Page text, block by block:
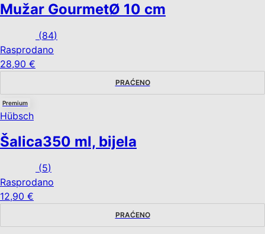
Mužar GourmetØ 10 cm
(84)
Rasprodano
28,90 €
PRAĆENO
Premium
Hübsch
Šalica350 ml, bijela
(5)
Rasprodano
12,90 €
PRAĆENO